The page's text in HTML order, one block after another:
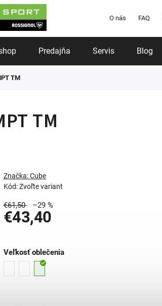
O nás FAQ
Predajňa Servis Blog
TM
TM
Kód: Zvoľte variant
Značka:Cube
€61,50 –29 %
€43,40
Veľkosť oblečenia